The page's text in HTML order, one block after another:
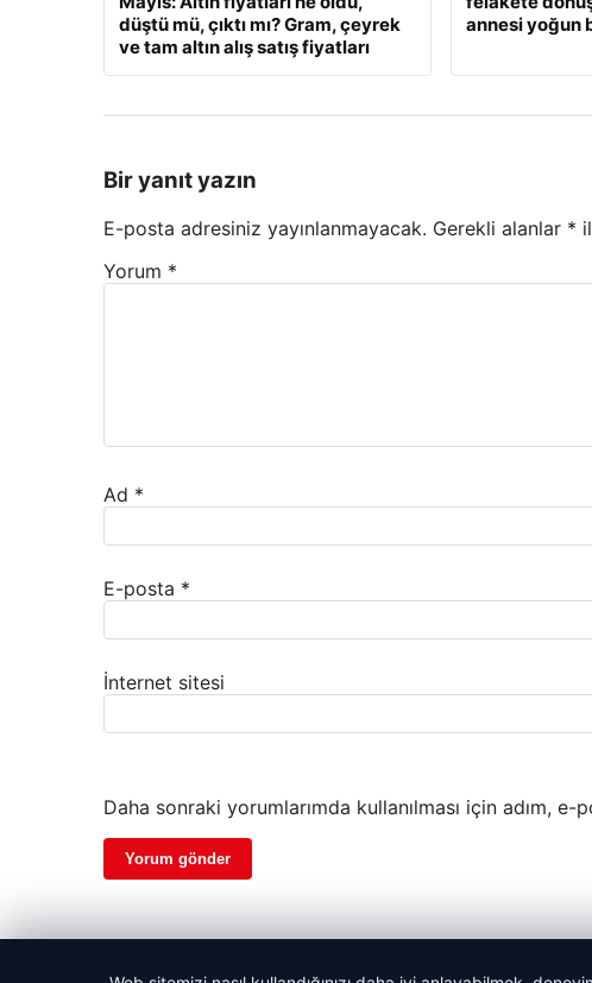
düştü mü, çıktı mı? Gram, çeyrek
ve tam altın alış satış fiyatları
annesi yoğun
Bir yanıt yazın
E-posta adresiniz yayınlanmayacak. Gerekli alanlar *
Yorum *
Ad *
E-posta *
İnternet sitesi
Daha sonraki yorumlarımda kullanılması için adım,